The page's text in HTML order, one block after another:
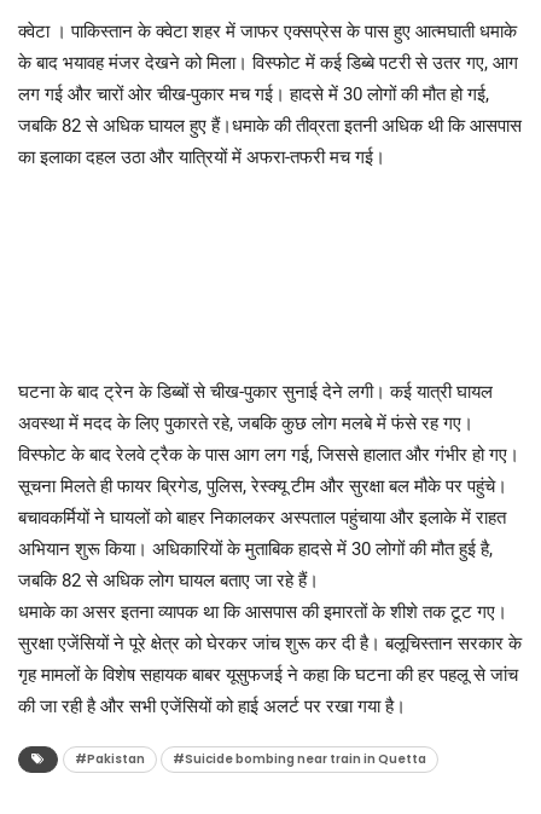
क्वेटा । पाकिस्तान के क्वेटा शहर में जाफर एक्सप्रेस के पास हुए आत्मघाती धमाके
के बाद भयावह मंजर देखने को मिला। विस्फोट में कई डिब्बे पटरी से उतर गए, आग
लग गई और चारों ओर चीख-पुकार मच गई। हादसे में 30 लोगों की मौत हो गई,
जबकि 82 से अधिक घायल हुए हैं।धमाके की तीव्रता इतनी अधिक थी कि आसपास
का इलाका दहल उठा और यात्रियों में अफरा-तफरी मच गई।
घटना के बाद ट्रेन के डिब्बों से चीख-पुकार सुनाई देने लगी। कई यात्री घायल
अवस्था में मदद के लिए पुकारते रहे, जबकि कुछ लोग मलबे में फंसे रह गए।
विस्फोट के बाद रेलवे ट्रैक के पास आग लग गई, जिससे हालात और गंभीर हो गए।
सूचना मिलते ही फायर ब्रिगेड, पुलिस, रेस्क्यू टीम और सुरक्षा बल मौके पर पहुंचे।
बचावकर्मियों ने घायलों को बाहर निकालकर अस्पताल पहुंचाया और इलाके में राहत
अभियान शुरू किया। अधिकारियों के मुताबिक हादसे में 30 लोगों की मौत हुई है,
जबकि 82 से अधिक लोग घायल बताए जा रहे हैं।
धमाके का असर इतना व्यापक था कि आसपास की इमारतों के शीशे तक टूट गए।
सुरक्षा एजेंसियों ने पूरे क्षेत्र को घेरकर जांच शुरू कर दी है। बलूचिस्तान सरकार के
गृह मामलों के विशेष सहायक बाबर यूसुफजई ने कहा कि घटना की हर पहलू से जांच
की जा रही है और सभी एजेंसियों को हाई अलर्ट पर रखा गया है।
#Pakistan #Suicide bombing near train in Quetta